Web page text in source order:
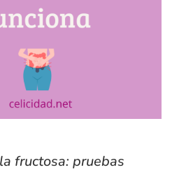
fructosa: pruebas